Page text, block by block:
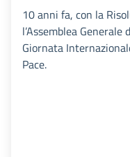
10 anni fa, con la
l’Assemblea
Giornata
Pace.